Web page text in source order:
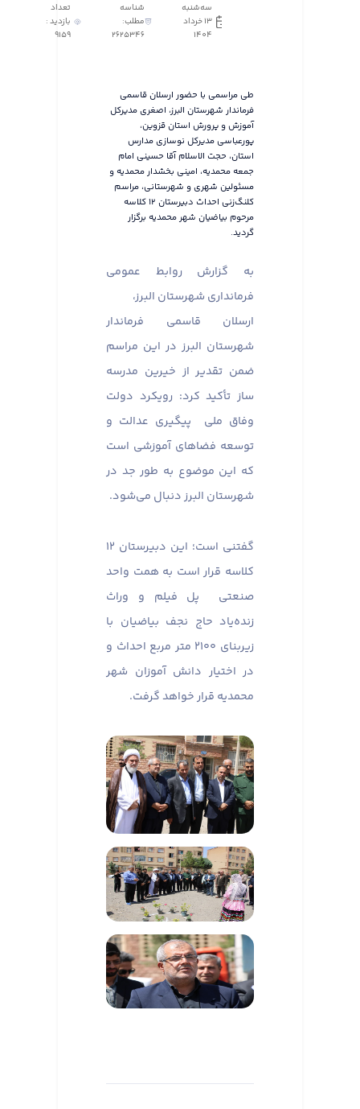
سه‌شنبه
13 خرداد
1404
شناسه
مطلب:
2625346
تعداد
بازدید :
9159
طی مراسمی با حضور ارسلان قاسمی
فرماندار شهرستان البرز، اصغری مدیرکل
آموزش و پرورش استان قزوین،
پورعباسی مدیرکل نوسازی مدارس
استان، حجت الاسلام آقا حسینی امام
جمعه محمدیه، امینی بخشدار محمدیه و
مسئولین شهری و شهرستانی، مراسم
کلنگ‌زنی احداث دبیرستان ۱۲ کلاسه
مرحوم بیاضیان شهر محمدیه برگزار
گردید.
به گزارش روابط عمومی
فرمانداری شهرستان البرز،
ارسلان قاسمی فرماندار
شهرستان البرز در این مراسم
ضمن تقدیر از خیرین مدرسه
ساز تأکید کرد: رویکرد دولت
وفاق ملی پیگیری عدالت و
توسعه فضاهای آموزشی است
که این موضوع به طور جد در
شهرستان البرز دنبال می‌شود.
گفتنی است؛ این دبیرستان ۱۲
کلاسه قرار است به همت واحد
صنعتی پل فیلم و وراث
زنده‌یاد حاج نجف بیاضیان با
زیربنای ۲۱۰۰ متر مربع احداث و
در اختیار دانش آموزان شهر
محمدیه قرار خواهد گرفت.